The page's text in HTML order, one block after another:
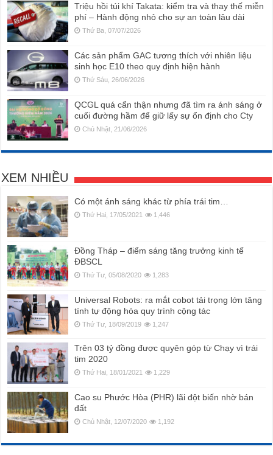
Triệu hồi túi khí Takata: kiểm tra và thay thế miễn
phí – Hành động nhỏ cho sự an toàn lâu dài
Thứ Ba, 07/07/2026
Các sản phẩm GAC tương thích với nhiên liệu
sinh học E10 theo quy định hiện hành
Thứ Sáu, 26/06/2026
QCGL quá cẩn thận nhưng đã tìm ra ánh sáng ở
cuối đường hầm để giữ lấy sự ổn định cho Cty
Chủ Nhật, 21/06/2026
XEM NHIỀU
Có một ánh sáng khác từ phía trái tim…
Thứ Hai, 17/05/2021 1,446
Đồng Tháp – điểm sáng tăng trưởng kinh tế
ĐBSCL
Thứ Tư, 05/08/2020 1,283
Universal Robots: ra mắt cobot tải trọng lớn tăng
tính tự động hóa quy trình cộng tác
Thứ Tư, 18/09/2019 1,247
Trên 03 tỷ đồng được quyên góp từ Chạy vì trái
tim 2020
Thứ Hai, 18/01/2021 1,229
Cao su Phước Hòa (PHR) lãi đột biến nhờ bán
đất
Chủ Nhật, 12/07/2020 1,192